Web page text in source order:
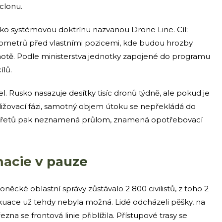
systémovou doktrínu nazvanou Drone Line. Cíl:
před vlastními pozicemi, kde budou hrozby
Podle ministerstva jednotky zapojené do programu
Rusko nasazuje desítky tisíc dronů týdně, ale pokud je
fázi, samotný objem útoku se nepřekládá do
pak neznamená průlom, znamená opotřebovací
v pauze
oblastní správy zůstávalo 2 800 civilistů, z toho 2
už tehdy nebyla možná. Lidé odcházeli pěšky, na
se frontová linie přiblížila. Přístupové trasy se